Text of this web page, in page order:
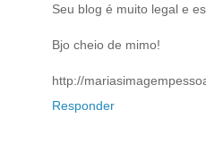
Seu blog é muito legal e
Bjo cheio de mimo!
http://
Responder